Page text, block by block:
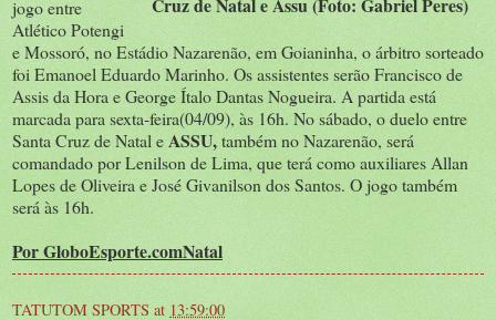
jogo entre
Atlético Potengi
e Mossoró, no Estádio Nazarenão, em Goianinha, o árbitro sorteado
foi Emanoel Eduardo Marinho. Os assistentes serão Francisco de
Assis da Hora e George Ítalo Dantas Nogueira. A partida está
marcada para sexta-feira(04/09), às 16h. No sábado, o duelo entre
Santa Cruz de Natal e ASSU,também no Nazarenão, será
comandado por Lenilson de Lima, que terá como auxiliares Allan
Lopes de Oliveira e José Givanilson dos Santos. O jogo também
será às 16h.
PorGloboEsporte.comNatal
TATUTOM SPORTS at 13:59:00